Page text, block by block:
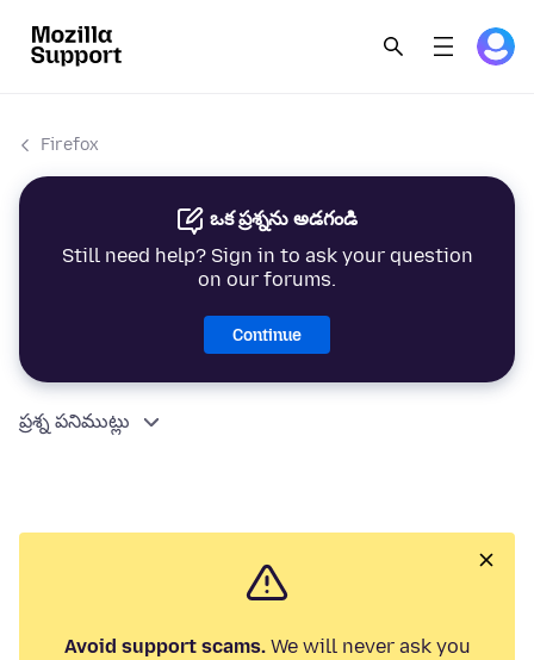
Firefox
ఒక ప్రశ్నను అడగండి
Still need help? Sign in to ask your question
on our forums.
Continue
ప్రశ్న పనిముట్లు
Avoid support scams.We will never ask you